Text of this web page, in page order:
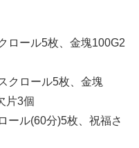
ロール5枚、金塊100G2
クロール5枚、金塊
片3個
ール(60分)5枚、祝福さ